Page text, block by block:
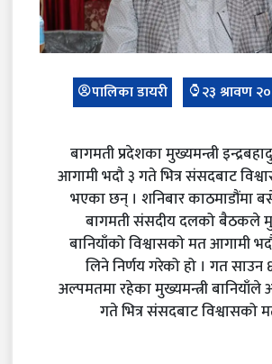
पालिका डायरी २३ श्रावण
बागमती प्रदेशका मुख्यमन्त्री
आगामी भदौ ३ गते भित्र संसदबाट
भएका छन् । शनिबार काठमाडौंमा
बागमती संसदीय दलको बैठकले
बानियाँको विश्वासको मत आगामी
लिने निर्णय गरेको हो । गत साउन
अल्पमतमा रहेका मुख्यमन्त्री बानियाँले
गते भित्र संसदबाट विश्वासको